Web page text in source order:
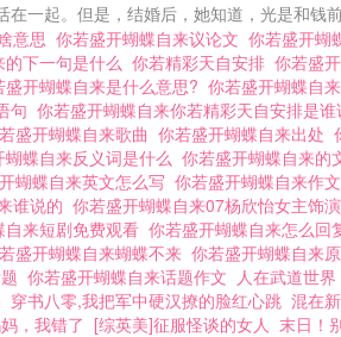
一起。但是，结婚后，她知道，光是和钱
意思 你若盛开蝴蝶自来议论文 你若盛开蝴
下一句是什么 你若精彩天自安排 你若盛
盛开蝴蝶自来是什么意思? 你若盛开蝴蝶自
句 你若盛开蝴蝶自来你若精彩天自安排是谁
盛开蝴蝶自来歌曲 你若盛开蝴蝶自来出处
蝴蝶自来反义词是什么 你若盛开蝴蝶自来的
蝴蝶自来英文怎么写 你若盛开蝴蝶自来作
谁说的 你若盛开蝴蝶自来07杨欣怡女主饰
来短剧免费观看 你若盛开蝴蝶自来怎么回
盛开蝴蝶自来蝴蝶不来 你若盛开蝴蝶自来
你若盛开蝴蝶自来话题作文 人在武道世
穿书八零,我把军中硬汉撩的脸红心跳 混在
，我错了 [综英美]征服怪谈的女人 末日！